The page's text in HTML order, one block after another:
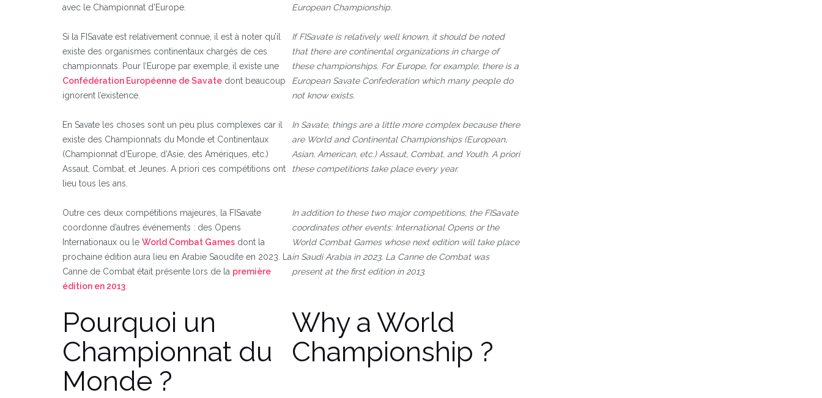
avec le Championnat d’Europe.
European Championship.
Si la FISavate est relativement connue, il est à noter qu’il
existe des organismes continentaux chargés de ces
championnats. Pour l’Europe par exemple, il existe une
Confédération Européenne de Savate dont beaucoup
ignorent l’existence.
If FISavate is relatively well known, it should be noted
that there are continental organizations in charge of
these championships. For Europe, for example, there is a
European Savate Confederation which many people do
not know exists.
En Savate les choses sont un peu plus complexes car il
existe des Championnats du Monde et Continentaux
(Championnat d’Europe, d’Asie, des Amériques, etc.)
Assaut, Combat, et Jeunes. A priori ces compétitions ont
lieu tous les ans.
In Savate, things are a little more complex because there
are World and Continental Championships (European,
Asian, American, etc.) Assaut, Combat, and Youth. A priori
these competitions take place every year.
Outre ces deux compétitions majeures, la FISavate
coordonne d’autres événements : des Opens
Internationaux ou le World Combat Games dont la
prochaine édition aura lieu en Arabie Saoudite en 2023. La
Canne de Combat était présente lors de la première
édition en 2013
In addition to these two major competitions, the FISavate
coordinates other events: International Opens or the
World Combat Games whose next edition will take place
in Saudi Arabia in 2023. La Canne de Combat was
present at the first edition in 2013.
Pourquoi un
Championnat du
Monde ?
Why a World
Championship ?